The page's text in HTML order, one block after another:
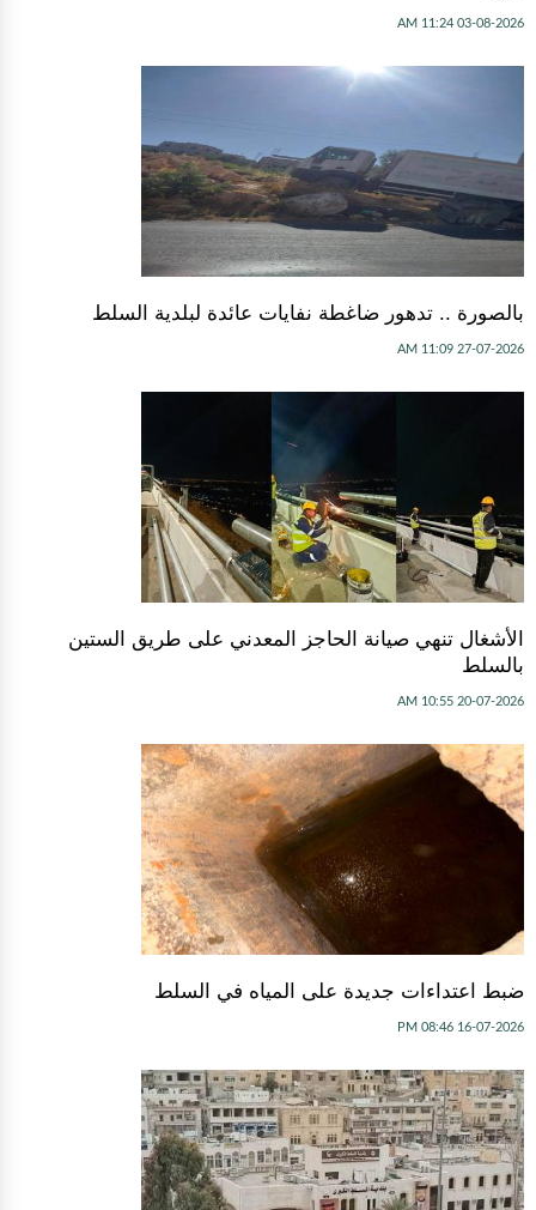
03-08-2026 11:24 AM
بالصورة .. تدهور ضاغطة نفايات عائدة لبلدية السلط
27-07-2026 11:09 AM
الأشغال تنهي صيانة الحاجز المعدني على طريق الستين
بالسلط
20-07-2026 10:55 AM
ضبط اعتداءات جديدة على المياه في السلط
16-07-2026 08:46 PM